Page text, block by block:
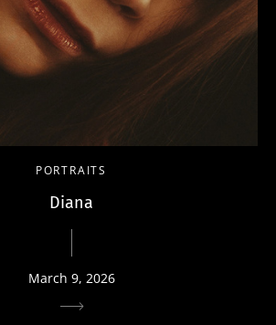
PORTRAITS
Diana
March 9, 2026